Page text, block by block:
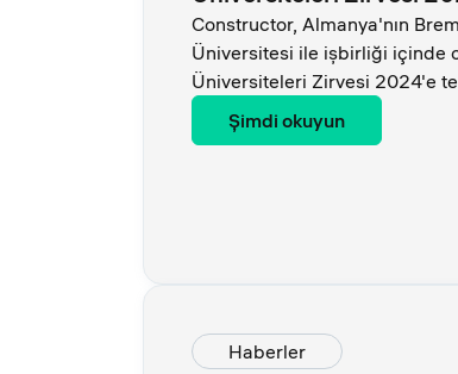
Constructor, Almanya'nın
Üniversitesi ile işbirliği içinde
Üniversiteleri Zirvesi 2024'e
Şimdi okuyun
Haberler